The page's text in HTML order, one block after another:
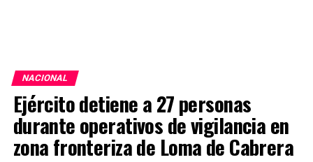
NACIONAL
Ejército detiene a 27 personas
durante operativos de vigilancia en
zona fronteriza de Loma de Cabrera